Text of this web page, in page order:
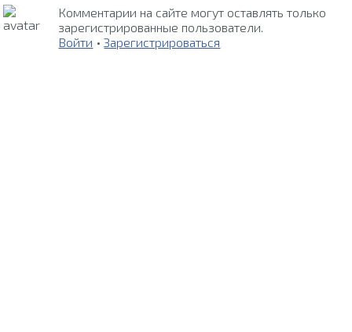
Комментарии на сайте могут оставлять только
зарегистрированные пользователи.
Войти •Зарегистрироваться